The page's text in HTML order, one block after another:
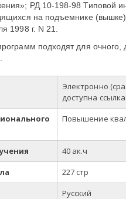
РД 10-198-98 Типовой
на подъемнике
1998 г. N 21.
подходят для очного,
Электронно
доступна
Повышение
40 ак.ч
227 стр
Русский